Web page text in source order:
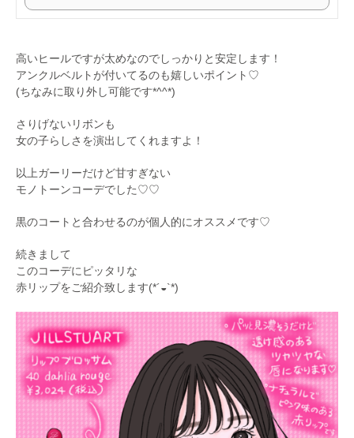
高いヒールですが太めなのでしっかりと安定します！
アンクルベルトが付いてるのも嬉しいポイント♡
(ちなみに取り外し可能です*^^*)
さりげないリボンも
女の子らしさを演出してくれますよ！
以上ガーリーだけど甘すぎない
モノトーンコーデでした♡♡
黒のコートと合わせるのが個人的にオススメです♡
続きまして
このコーデにピッタリな
赤リップをご紹介致します(*´◒`*)